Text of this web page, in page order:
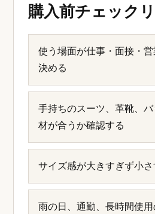
しています。最終的に足元で
ての自然な見た目を両立し
ップを目的にしていても、
ADELOを検討する際は、公
の見た目、サイズガイド、
って合う型は変わります。
合わせながら、自分の仕事
選ぶと、購入後の満足度が